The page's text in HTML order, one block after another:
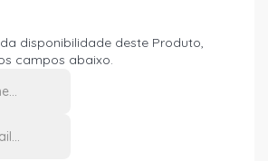
disponibilidade deste Produto,
campos abaixo.